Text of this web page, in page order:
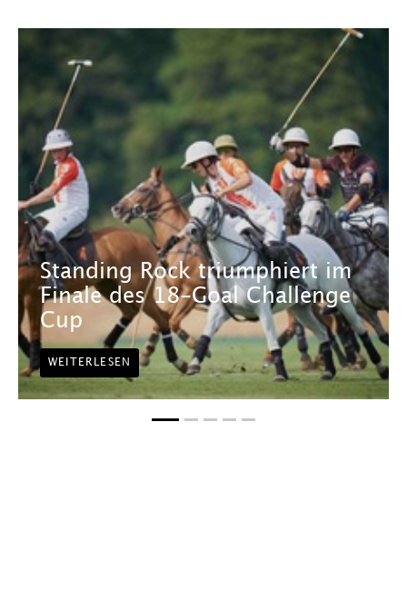
Standing Rock triumphiert im
Finale des 18-Goal Challenge
Cup
WEITERLESEN